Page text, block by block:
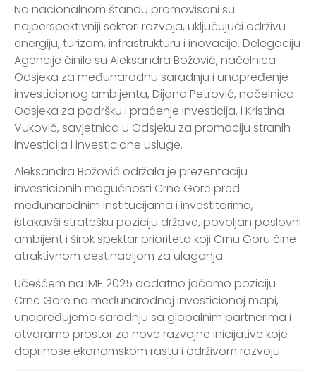
Na nacionalnom štandu promovisani su
najperspektivniji sektori razvoja, uključujući održivu
energiju, turizam, infrastrukturu i inovacije. Delegaciju
Agencije činile su Aleksandra Božović, načelnica
Odsjeka za međunarodnu saradnju i unapređenje
investicionog ambijenta, Dijana Petrović, načelnica
Odsjeka za podršku i praćenje investicija, i Kristina
Vuković, savjetnica u Odsjeku za promociju stranih
investicija i investicione usluge.
Aleksandra Božović održala je prezentaciju
investicionih mogućnosti Crne Gore pred
međunarodnim institucijama i investitorima,
istakavši stratešku poziciju države, povoljan poslovni
ambijent i širok spektar prioriteta koji Crnu Goru čine
atraktivnom destinacijom za ulaganja.
Učešćem na IME 2025 dodatno jačamo poziciju
Crne Gore na međunarodnoj investicionoj mapi,
unapređujemo saradnju sa globalnim partnerima i
otvaramo prostor za nove razvojne inicijative koje
doprinose ekonomskom rastu i održivom razvoju.